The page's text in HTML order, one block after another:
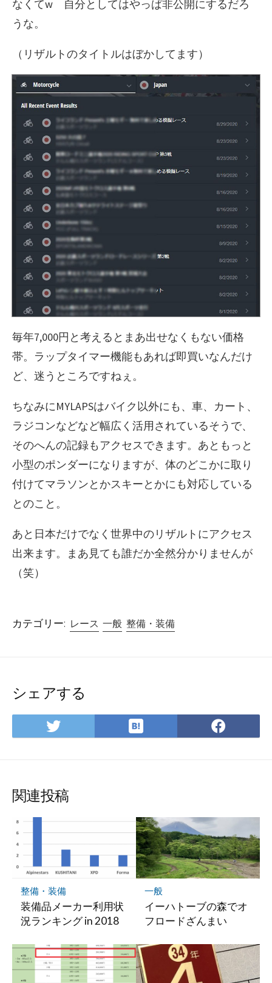
なくてw 自分としてはやっぱ非公開にするだろ
うな。
（リザルトのタイトルはぼかしてます）
毎年7,000円と考えるとまあ出せなくもない価格
帯。ラップタイマー機能もあれば即買いなんだけ
ど、迷うところですねぇ。
ちなみにMYLAPSはバイク以外にも、車、カート、
ラジコンなどなど幅広く活用されているそうで、
そのへんの記録もアクセスできます。あともっと
小型のポンダーになりますが、体のどこかに取り
付けてマラソンとかスキーとかにも対応している
とのこと。
あと日本だけでなく世界中のリザルトにアクセス
出来ます。まあ見ても誰だか全然分かりませんが
（笑）
カテゴリー: レース 一般 整備・装備
シェアする
Twitter
で
は
て
マ
ー
ク
に
保
存
で
関連投稿
整備・装備
装備品メーカー利用状
況ランキング in 2018
一般
イーハトーブの森でオ
フロードざんまい